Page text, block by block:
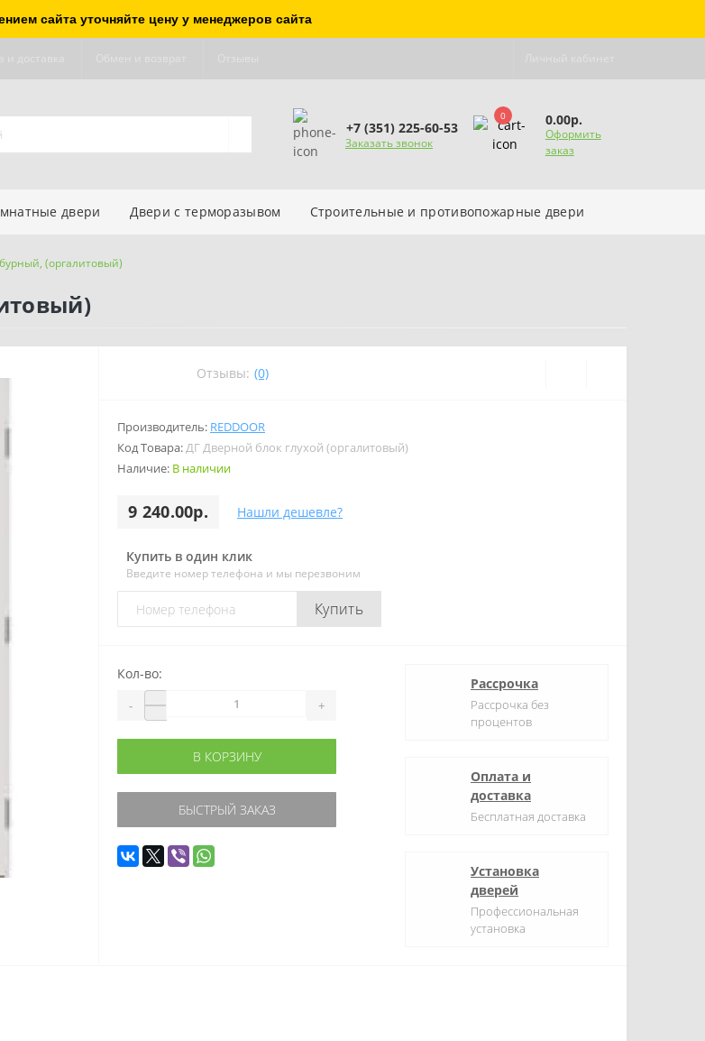
сайта уточняйте цену у менеджеров сайта
+7 (351) 225-60-53
Заказать звонок
0 0.00р.
Оформить
заказ
двери Двери с терморазывом Строительные и противопожарные двери
(оргалитовый)
Отзывы: (0)
Производитель: REDDOOR
Код Товара:ДГ Дверной блок глухой (оргалитовый)
Наличие: В наличии
9 240.00р. Нашли дешевле?
Купить в один клик
Введите номер телефона и мы перезвоним
Купить
Кол-во:
- +
В КОРЗИНУ
БЫСТРЫЙ ЗАКАЗ
Рассрочка
Рассрочка без
процентов
Оплата и
доставка
Бесплатная доставка
Установка
дверей
Профессиональная
установка